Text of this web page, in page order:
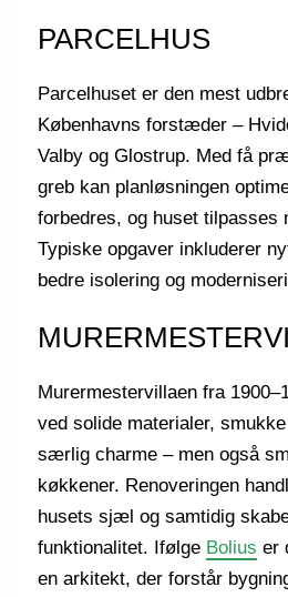
PARCELHUS
Parcelhuset er den mest
Københavns forstæder –
Valby og Glostrup. Med få
greb kan planløsningen
forbedres, og huset tilpasses
Typiske opgaver inkluderer
bedre isolering og
Murermestervillaen fra
ved solide materialer,
særlig charme – men også
køkkener. Renoveringen
husets sjæl og samtidig
funktionalitet. Ifølge Bolius er
en arkitekt, der forstår